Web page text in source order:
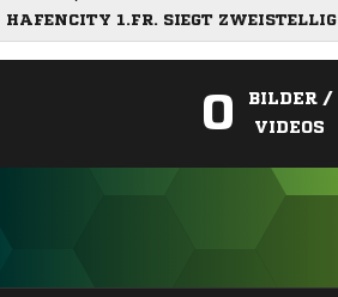
HAFENCITY 1.FR. SIEGT ZWEISTELLIG
0
BILDER /
VIDEOS